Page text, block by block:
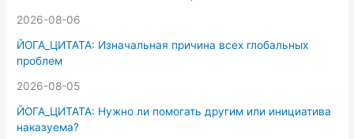
2026-08-06
ЙОГА_ЦИТАТА: Изначальная причина всех глобальных
проблем
2026-08-05
ЙОГА_ЦИТАТА: Нужно ли помогать другим или инициатива
наказуема?